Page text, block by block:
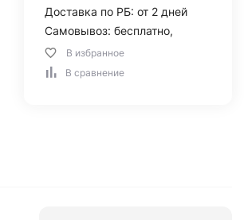
Доставка по РБ: от 2 дней
Самовывоз: бесплатно,
В избранное
В сравнение